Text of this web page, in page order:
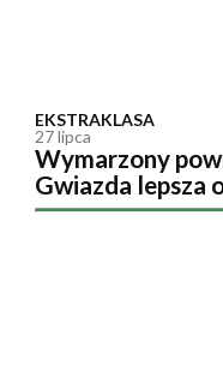
EKSTRAKLASA
27 lipca
Wymarzony
Gwiazda lepsza